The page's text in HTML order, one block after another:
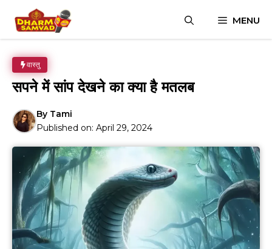
content
MENU
वास्तु
सपने में सांप देखने का क्या है मतलब
By Tami
Published on: April 29, 2024